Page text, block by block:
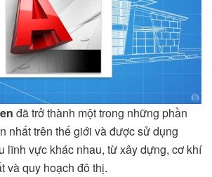
đã trở thành một trong những phần
nhất trên thế giới và được sử dụng
lĩnh vực khác nhau, từ xây dựng, cơ khí
và quy hoạch đô thị.